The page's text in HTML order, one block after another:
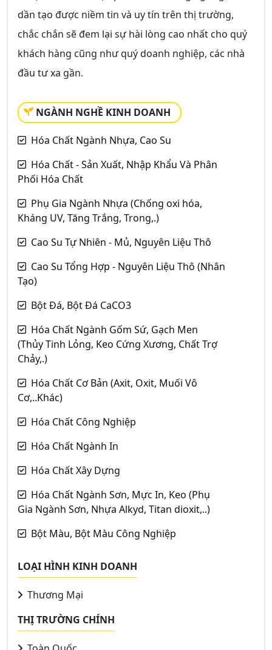
dần tạo được niềm tin và uy tín trên thị trường,
chắc chắn sẽ đem lại sự hài lòng cao nhất cho quý
khách hàng cũng như quý doanh nghiệp, các nhà
đầu tư xa gần.
NGÀNH NGHỀ KINH DOANH
Hóa Chất Ngành Nhựa, Cao Su
Hóa Chất - Sản Xuất, Nhập Khẩu Và Phân
Phối Hóa Chất
Phụ Gia Ngành Nhựa (Chống oxi hóa,
Kháng UV, Tăng Trắng, Trong,.)
Cao Su Tự Nhiên - Mủ, Nguyên Liệu Thô
Cao Su Tổng Hợp - Nguyên Liệu Thô (Nhân
Tạo)
Bột Đá, Bột Đá CaCO3
Hóa Chất Ngành Gốm Sứ, Gạch Men
(Thủy Tinh Lỏng, Keo Cứng Xương, Chất Trợ
Chảy,.)
Hóa Chất Cơ Bản (Axit, Oxit, Muối Vô
Cơ,..Khác)
Hóa Chất Công Nghiệp
Hóa Chất Ngành In
Hóa Chất Xây Dựng
Hóa Chất Ngành Sơn, Mực In, Keo (Phụ
Gia Ngành Sơn, Nhựa Alkyd, Titan dioxit,..)
Bột Màu, Bột Màu Công Nghiệp
LOẠI HÌNH KINH DOANH
Thương Mại
THỊ TRƯỜNG CHÍNH